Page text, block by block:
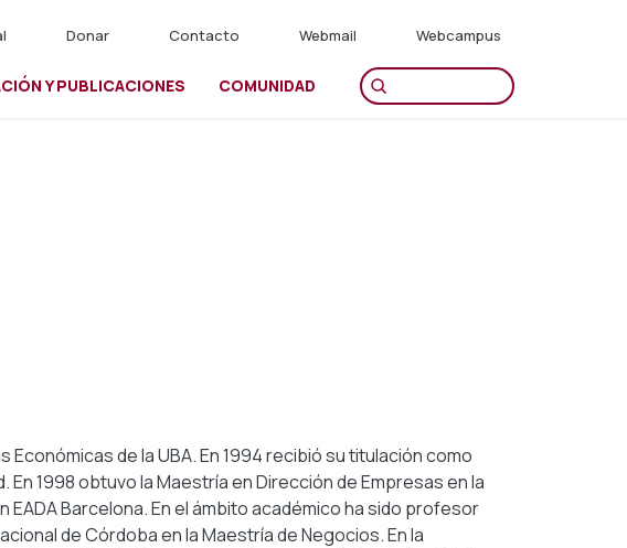
Donar Contacto Webmail Webcampus
Y PUBLICACIONES COMUNIDAD
de la UBA. En 1994 recibió su titulación como
1998 obtuvo la Maestría en Dirección de Empresas en la
EADA Barcelona. En el ámbito académico ha sido profesor
de Córdoba en la Maestría de Negocios. En la